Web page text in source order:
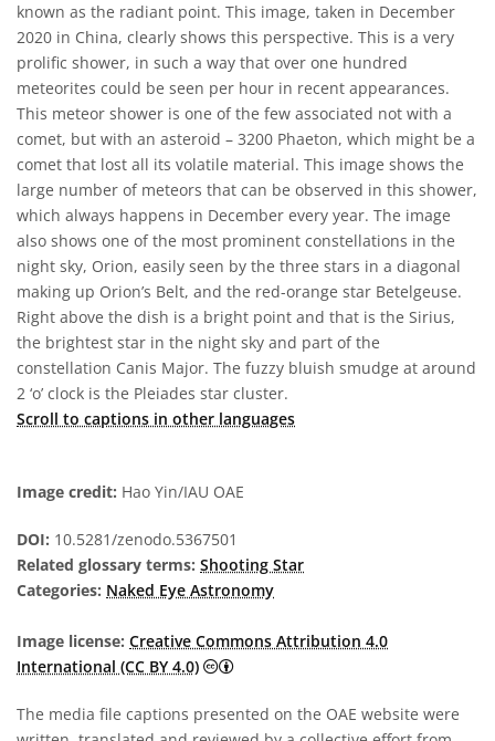
known as the radiant point. This image, taken in December
2020 in China, clearly shows this perspective. This is a very
prolific shower, in such a way that over one hundred
meteorites could be seen per hour in recent appearances.
This meteor shower is one of the few associated not with a
comet, but with an asteroid – 3200 Phaeton, which might be a
comet that lost all its volatile material. This image shows the
large number of meteors that can be observed in this shower,
which always happens in December every year. The image
also shows one of the most prominent constellations in the
night sky, Orion, easily seen by the three stars in a diagonal
making up Orion’s Belt, and the red-orange star Betelgeuse.
Right above the dish is a bright point and that is the Sirius,
the brightest star in the night sky and part of the
constellation Canis Major. The fuzzy bluish smudge at around
2 ‘o’ clock is the Pleiades star cluster.
Scroll to captions in other languages
Image credit: Hao Yin/IAU OAE
DOI: 10.5281/zenodo.5367501
Related glossary terms: Shooting Star
Categories: Naked Eye Astronomy
Image license: Creative Commons Attribution 4.0
International (CC BY 4.0)
Creative Commons Attribution 4.0
The media file captions presented on the OAE website were